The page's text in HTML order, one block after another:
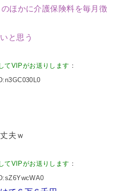
ほかに介護保険料を毎月徴
と思う
てVIPがお送りします ：
夫ｗ
てVIPがお送りします ：